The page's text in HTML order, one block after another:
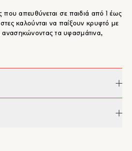
που απευθύνεται σε παιδιά από 1 έως
καλούνται να παίξουν κρυφτό με
τα υφασμάτινα,